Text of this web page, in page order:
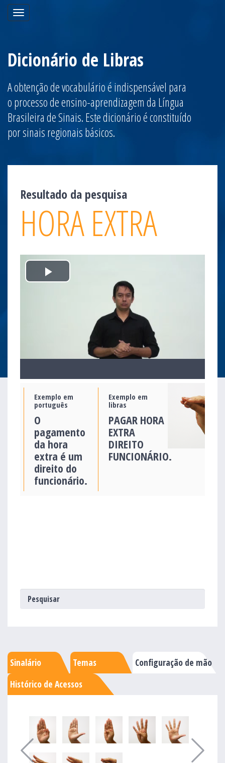
Toggle
navigation
Dicionário de Libras
A obtenção de vocabulário é indispensável para
o processo de ensino-aprendizagem da Língua
Brasileira de Sinais. Este dicionário é constituído
por sinais regionais básicos.
Resultado da pesquisa
HORA EXTRA
Play
Exemplo em
português
O
pagamento
da hora
extra é um
direito do
funcionário.
Exemplo em
libras
PAGAR HORA
EXTRA
DIREITO
FUNCIONÁRIO.
Sinalário Temas
Configuração de mão
Histórico de Acessos